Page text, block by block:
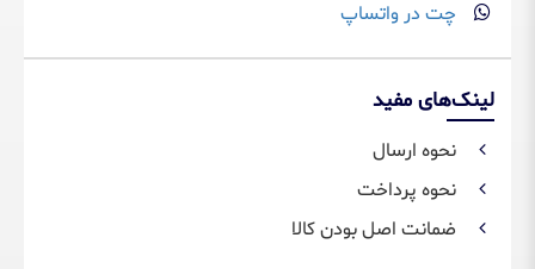
چت در واتساپ
لینک‌های مفید
نحوه ارسال
نحوه پرداخت
ضمانت اصل بودن کالا